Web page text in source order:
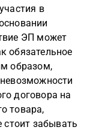
в
ЭП может
обязательное
образом,
договора на
товара,
стоит забывать